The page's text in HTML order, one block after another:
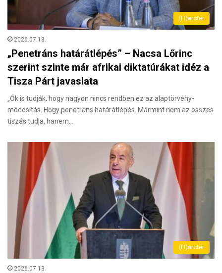
(H)arctér
2026.07.13.
„Penetráns határátlépés” – Nacsa Lőrinc
szerint szinte már afrikai diktatúrákat idéz a
Tisza Párt javaslata
„Ők is tudják, hogy nagyon nincs rendben ez az alaptörvény-
módosítás. Hogy penetráns határátlépés. Mármint nem az összes
tiszás tudja, hanem…
(H)arctér
2026.07.13.